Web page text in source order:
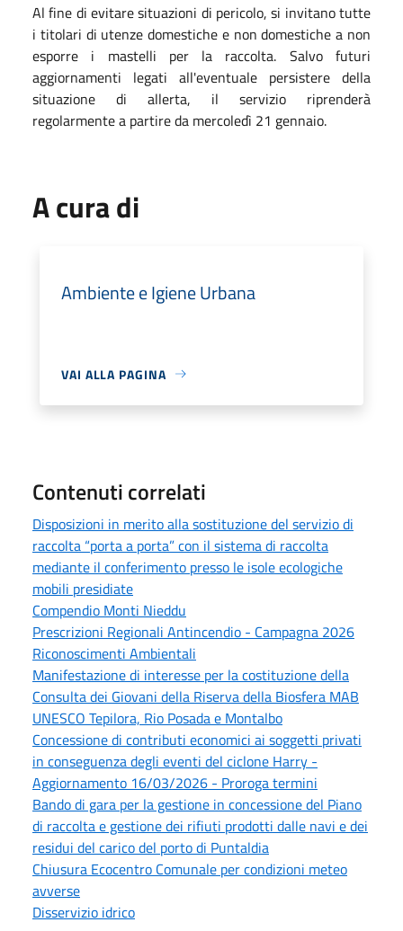
Al fine di evitare situazioni di pericolo, si invitanotutte
i titolari di utenze domestiche e non domestiche a non
esporre i mastelli per la raccolta. Salvo futuri
aggiornamenti legati all'eventuale persistere della
situazione di allerta, il servizio riprenderà
regolarmente a partire da mercoledì 21 gennaio.
A cura di
Ambiente e Igiene Urbana
VAI ALLA PAGINA
Contenuti correlati
Disposizioni in merito alla sostituzione del servizio di
raccolta “porta a porta” con il sistema di raccolta
mediante il conferimento presso le isole ecologiche
mobili presidiate
Compendio Monti Nieddu
Prescrizioni Regionali Antincendio - Campagna 2026
Riconoscimenti Ambientali
Manifestazione di interesse per la costituzione della
Consulta dei Giovani della Riserva della Biosfera MAB
UNESCO Tepilora, Rio Posada e Montalbo
Concessione di contributi economici ai soggetti privati
in conseguenza degli eventi del ciclone Harry -
Aggiornamento 16/03/2026 - Proroga termini
Bando di gara per la gestione in concessione del Piano
di raccolta e gestione dei rifiuti prodotti dalle navi e dei
residui del carico del porto di Puntaldia
Chiusura Ecocentro Comunale per condizioni meteo
avverse
Disservizio idrico